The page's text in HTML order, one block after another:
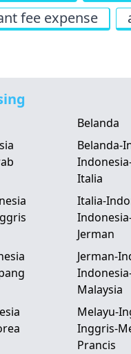
fee expense
Belanda
Belanda-
Italia
Italia-
Jerman
Jerman-
Malaysia
Melayu-
Inggris-
Prancis